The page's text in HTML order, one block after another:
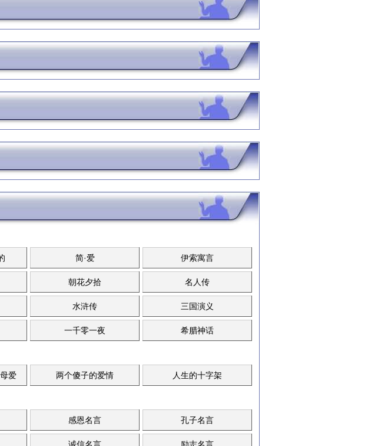
简·爱 伊索寓言
朝花夕拾 名人传
水浒传 三国演义
一千零一夜 希腊神话
爱 两个傻子的爱情 人生的十字架
感恩名言 孔子名言